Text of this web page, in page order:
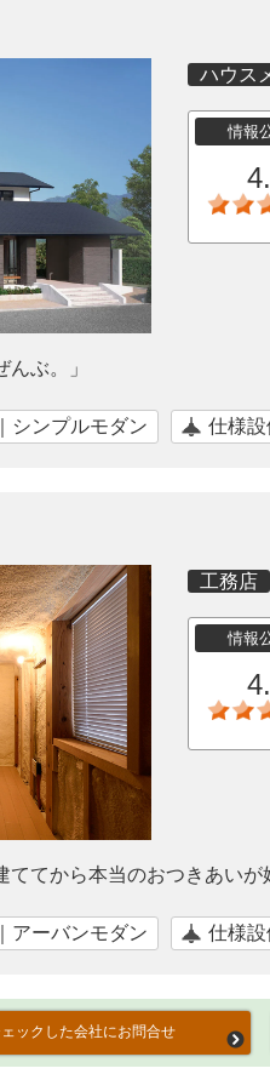
ハウス
情報
んぶ。」
シンプルモダン 仕様
工務店
情報
ててから本当のおつきあい
アーバンモダン 仕様
ックした会社にお問合せ